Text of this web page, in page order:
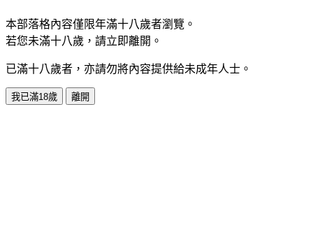
本部落格內容僅限年滿十八歲者瀏覽。
若您未滿十八歲，請立即離開。
已滿十八歲者，亦請勿將內容提供給未成年人士。
我已滿18歲 離開